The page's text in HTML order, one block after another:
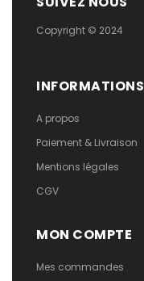
Copyright © 2024
INFORMATIONS
A propos
Paiement & Livraison
Mentions légales
CGV
MON COMPTE
Mes commandes